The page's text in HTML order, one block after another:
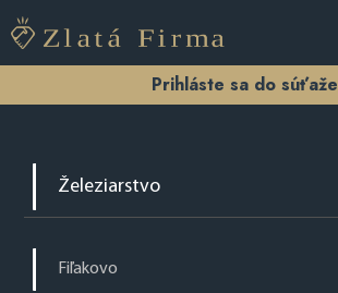
Prihláste sa do súťaže